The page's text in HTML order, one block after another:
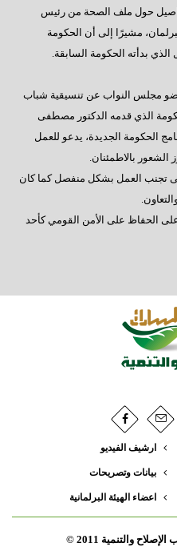
حول ملف الصحة من رئيس
مشيرًا إلى أن الحكومة
بدأته الحكومة السابقة.
مجلس النواب عن تنسيقية شباب
الذي قدمه الدكتور مصطفى
الحكومة الجديدة، يدعو للعمل
بالاطمئنان.
تجنب العمل بشكل منفصل كما كان
الحفاظ على الأمن القومي كأحد
ارشيف الفيديو
بيانات وتصريحات
اعضاء الهيئة البرلمانية
والتنمية 2011 ©